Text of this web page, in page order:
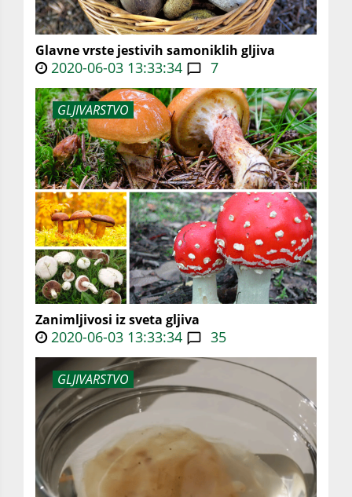
Glavne vrste jestivih samoniklih gljiva
2020-06-03 13:33:34 7
GLJIVARSTVO
Zanimljivosi iz sveta gljiva
2020-06-03 13:33:34 35
GLJIVARSTVO